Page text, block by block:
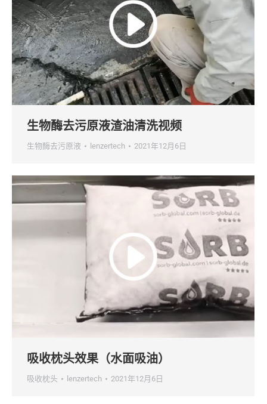
生物酶去污原液渣油清洗视频
生物酶去污原液 lenzertech 2021年12月6日
吸收枕头效果（水面吸油）
吸收枕头 lenzertech 2021年12月6日